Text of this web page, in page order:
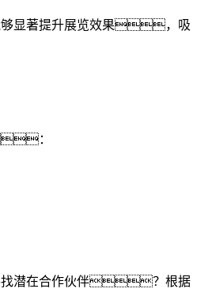
够显著提升展览效果，吸
：
找潜在合作伙伴？根据